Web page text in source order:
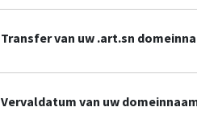
Transfer van uw .art.sn
Vervaldatum van uw